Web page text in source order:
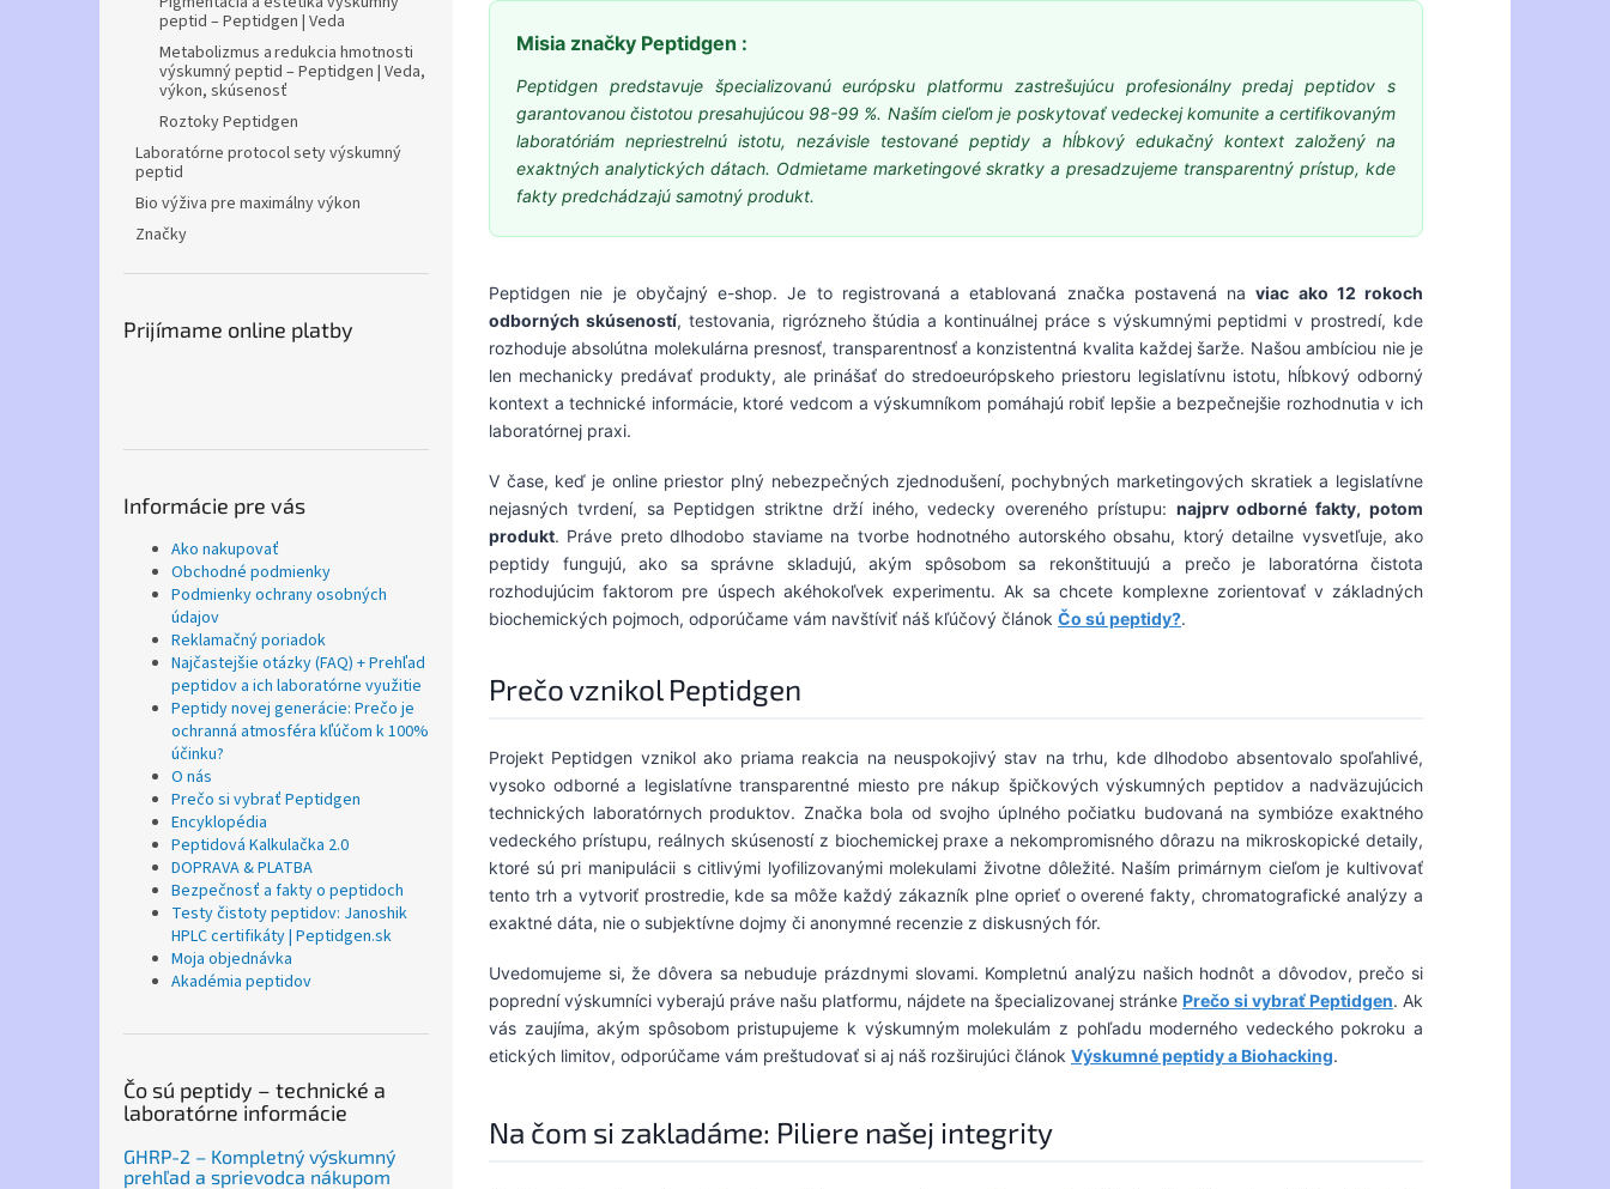
peptid – Peptidgen | Veda
Metabolizmus a redukcia hmotnosti
výskumný peptid – Peptidgen | Veda,
výkon, skúsenosť
Roztoky Peptidgen
Laboratórne protocol sety výskumný
peptid
Bio výživa pre maximálny výkon
Značky
Prijímame online platby
Informácie pre vás
Ako nakupovať
Obchodné podmienky
Podmienky ochrany osobných
údajov
Reklamačný poriadok
Najčastejšie otázky (FAQ) + Prehľad
peptidov a ich laboratórne využitie
Peptidy novej generácie: Prečo je
ochranná atmosféra kľúčom k 100%
účinku?
O nás
Prečo si vybrať Peptidgen
Encyklopédia
Peptidová Kalkulačka 2.0
DOPRAVA & PLATBA
Bezpečnosť a fakty o peptidoch
Testy čistoty peptidov: Janoshik
HPLC certifikáty | Peptidgen.sk
Moja objednávka
Akadémia peptidov
Čo sú peptidy – technické a
laboratórne informácie
GHRP-2 – Kompletný výskumný
prehľad a sprievodca nákupom
Misia značky Peptidgen :
Peptidgen predstavuje špecializovanú európsku platformu zastrešujúcu profesionálny predaj peptidov s
garantovanou čistotou presahujúcou 98-99 %. Naším cieľom je poskytovať vedeckej komunite a certifikovaným
laboratóriám nepriestrelnú istotu, nezávisle testované peptidy a hĺbkový edukačný kontext založený na
exaktných analytických dátach. Odmietame marketingové skratky a presadzujeme transparentný prístup, kde
fakty predchádzajú samotný produkt.
Peptidgen nie je obyčajný e-shop. Je to registrovaná a etablovaná značka postavená naviac ako 12 rokoch
odborných skúseností, testovania, rigrózneho štúdia a kontinuálnej práce s výskumnými peptidmi v prostredí, kde
rozhoduje absolútna molekulárna presnosť, transparentnosť a konzistentná kvalita každej šarže. Našou ambíciou nie je
len mechanicky predávať produkty, ale prinášať do stredoeurópskeho priestoru legislatívnu istotu, hĺbkový odborný
kontext a technické informácie, ktoré vedcom a výskumníkom pomáhajú robiť lepšie a bezpečnejšie rozhodnutia v ich
laboratórnej praxi.
V čase, keď je online priestor plný nebezpečných zjednodušení, pochybných marketingových skratiek a legislatívne
nejasných tvrdení, sa Peptidgen striktne drží iného, vedecky overeného prístupu: najprv odborné fakty, potom
produkt. Práve preto dlhodobo staviame na tvorbe hodnotného autorského obsahu, ktorý detailne vysvetľuje, ako
peptidy fungujú, ako sa správne skladujú, akým spôsobom sa rekonštituujú a prečo je laboratórna čistota
rozhodujúcim faktorom pre úspech akéhokoľvek experimentu. Ak sa chcete komplexne zorientovať v základných
biochemických pojmoch, odporúčame vám navštíviť náš kľúčový článok Čo sú peptidy?.
Prečo vznikol Peptidgen
Projekt Peptidgen vznikol ako priama reakcia na neuspokojivý stav na trhu, kde dlhodobo absentovalo spoľahlivé,
vysoko odborné a legislatívne transparentné miesto pre nákup špičkových výskumných peptidov a nadväzujúcich
technických laboratórnych produktov. Značka bola od svojho úplného počiatku budovaná na symbióze exaktného
vedeckého prístupu, reálnych skúseností z biochemickej praxe a nekompromisného dôrazu na mikroskopické detaily,
ktoré sú pri manipulácii s citlivými lyofilizovanými molekulami životne dôležité. Naším primárnym cieľom je kultivovať
tento trh a vytvoriť prostredie, kde sa môže každý zákazník plne oprieť o overené fakty, chromatografické analýzy a
exaktné dáta, nie o subjektívne dojmy či anonymné recenzie z diskusných fór.
Uvedomujeme si, že dôvera sa nebuduje prázdnymi slovami. Kompletnú analýzu našich hodnôt a dôvodov, prečo si
poprední výskumníci vyberajú práve našu platformu, nájdete na špecializovanej stránke Prečo si vybrať Peptidgen. Ak
vás zaujíma, akým spôsobom pristupujeme k výskumným molekulám z pohľadu moderného vedeckého pokroku a
etických limitov, odporúčame vám preštudovať si aj náš rozširujúci článok Výskumné peptidy a Biohacking.
Na čom si zakladáme: Piliere našej integrity